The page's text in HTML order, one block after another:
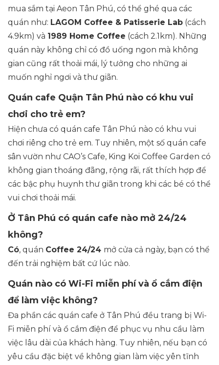
mua sắm tại Aeon Tân Phú, có thể ghé qua các
quán như: LAGOM Coffee & Patisserie Lab (cách
4.9km) và 1989 Home Coffee (cách 2.1km). Những
quán này không chỉ có đồ uống ngon mà không
gian cũng rất thoải mái, lý tưởng cho những ai
muốn nghỉ ngơi và thư giãn.
Quán cafe Quận Tân Phú nào có khu vui
chơi cho trẻ em?
Hiện chưa có quán cafe Tân Phú nào có khu vui
chơi riêng cho trẻ em. Tuy nhiên, một số quán cafe
sân vườn như CAO’s Cafe, King Koi Coffee Garden có
không gian thoáng đãng, rộng rãi, rất thích hợp để
các bậc phụ huynh thư giãn trong khi các bé có thể
vui chơi thoải mái.
Ở Tân Phú có quán cafe nào mở 24/24
không?
Có, quán Coffee 24/24 mở cửa cả ngày, bạn có thể
đến trải nghiệm bất cứ lúc nào.
Quán nào có Wi-Fi miễn phí và ổ cắm điện
để làm việc không?
Đa phần các quán cafe ở Tân Phú đều trang bị Wi-
Fi miễn phí và ổ cắm điện để phục vụ nhu cầu làm
việc lâu dài của khách hàng. Tuy nhiên, nếu bạn có
yêu cầu đặc biệt về không gian làm việc yên tĩnh